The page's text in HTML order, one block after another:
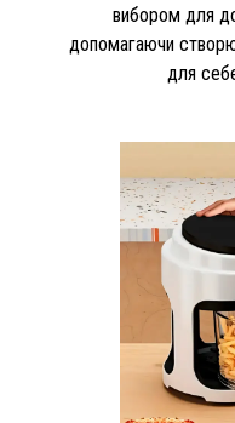
вибором для
допомагаючи
для